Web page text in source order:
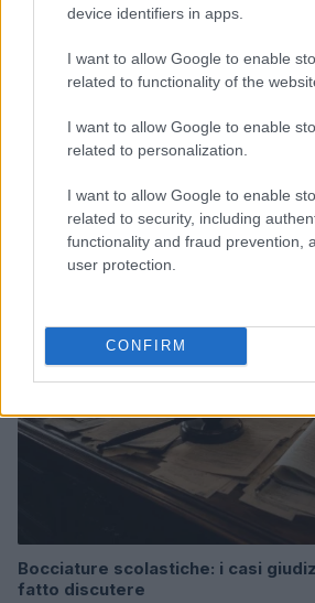
device identifiers in apps.
I want to allow Google to enable
related to functionality of the
I want to allow Google to enable
related to personalization.
I want to allow Google to enable
related to security, including
functionality and fraud prevention,
user protection.
CONFIRM
Don Antonio Mazzi: l’ultimo saluto
emozioni e canti
Marco Tessari · 3 Ago 2026
NEWS
Bocciature scolastiche: i casi
fatto discutere